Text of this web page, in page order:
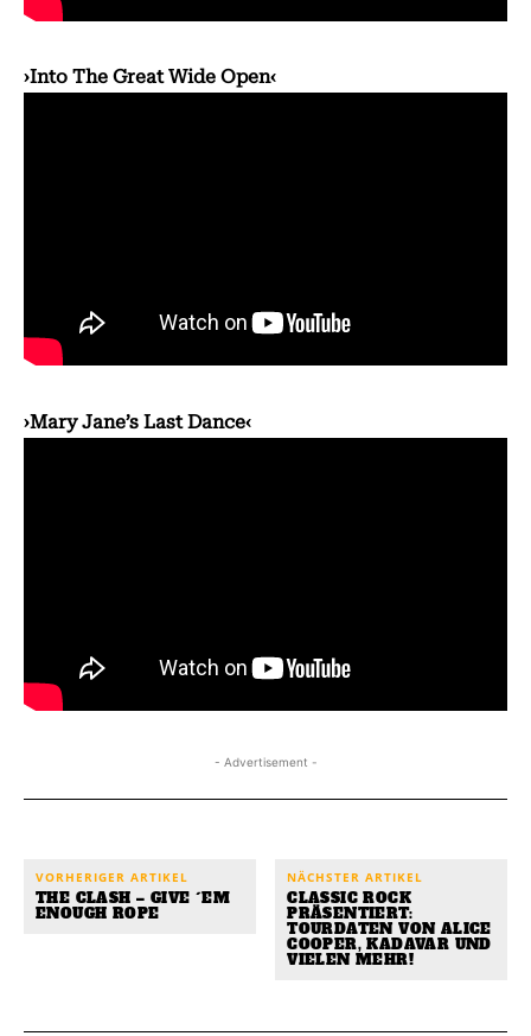
›Into The Great Wide Open‹
›Mary Jane’s Last Dance‹
- Advertisement -
VORHERIGER ARTIKEL
THE CLASH – GIVE ´EM
ENOUGH ROPE
NÄCHSTER ARTIKEL
CLASSIC ROCK
PRÄSENTIERT:
TOURDATEN VON ALICE
COOPER, KADAVAR UND
VIELEN MEHR!